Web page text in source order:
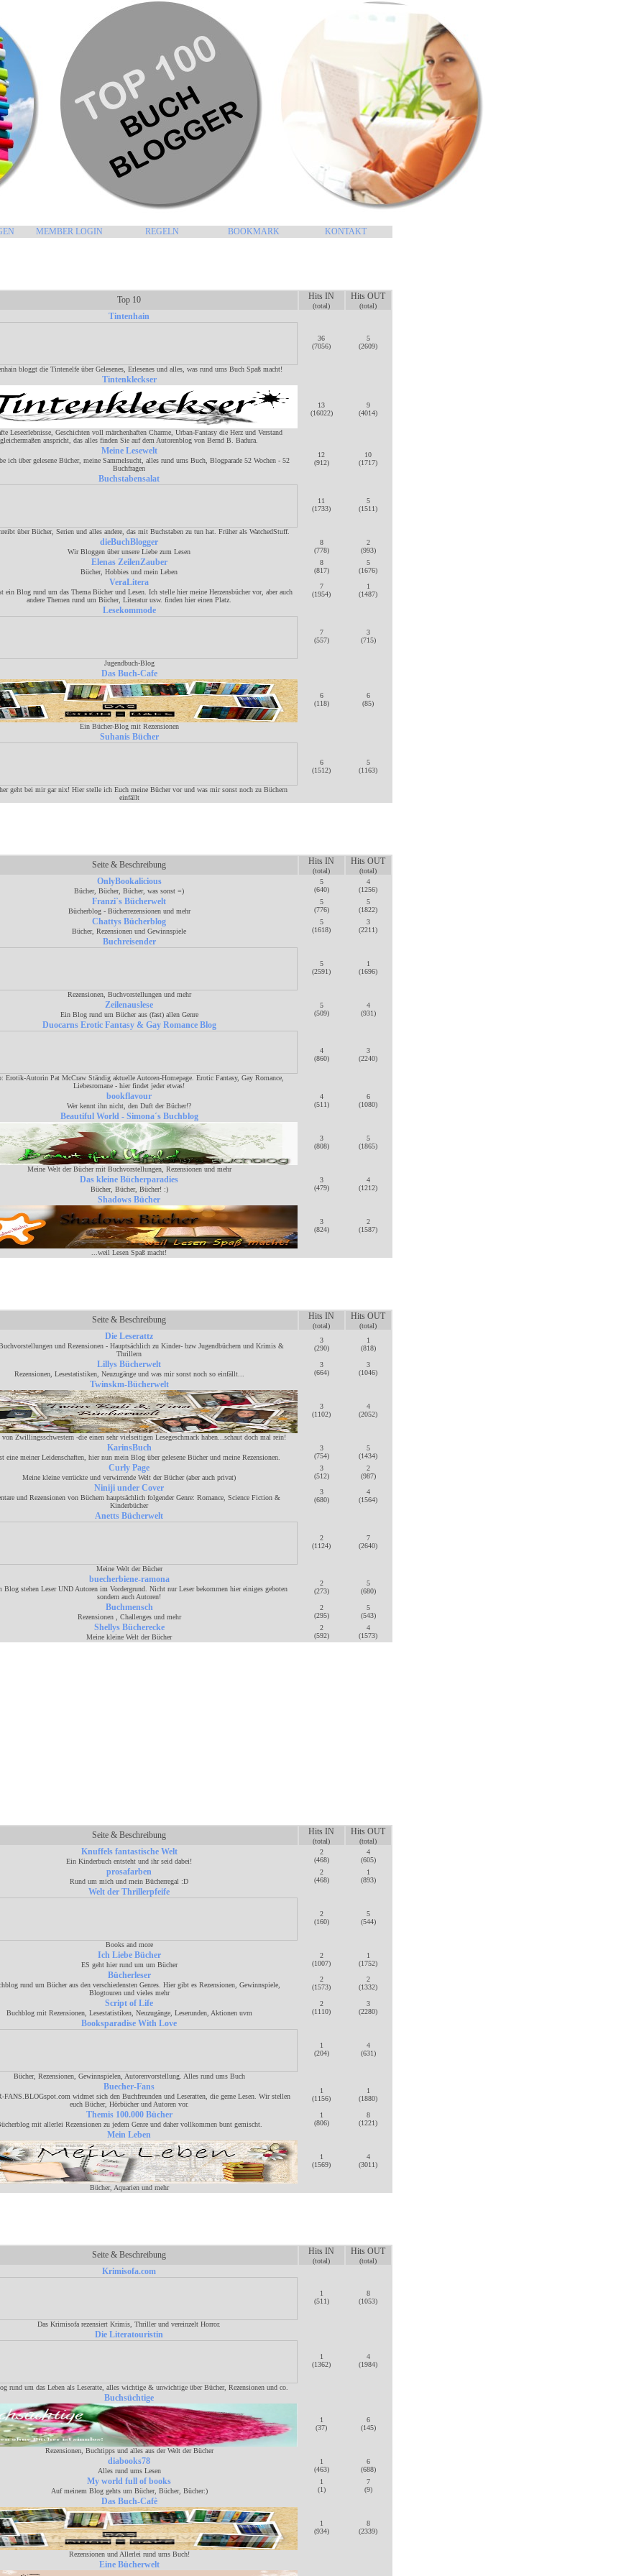
MEMBER LOGIN REGELN BOOKMARK KONTAKT
Top 10 Hits IN
(total)
Hits OUT
(total)
Tintenhain
bloggt die Tintenelfe über Gelesenes, Erlesenes und alles, was rund ums Buch Spaß macht!
36
(7056)
5
(2609)
Tintenkleckser
Leseerlebnisse, Geschichten voll märchenhaften Charme, Urban-Fantasy die Herz und Verstand
gleichermaßen anspricht, das alles finden Sie auf dem Autorenblog von Bernd B. Badura.
13
(16022)
9
(4014)
Meine Lesewelt
ich über gelesene Bücher, meine Sammelsucht, alles rund ums Buch, Blogparade 52 Wochen - 52
Buchfragen
12
(912)
10
(1717)
Buchstabensalat
über Bücher, Serien und alles andere, das mit Buchstaben zu tun hat. Früher als WatchedStuff.
11
(1733)
5
(1511)
dieBuchBlogger
Wir Bloggen über unsere Liebe zum Lesen
8
(778)
2
(993)
Elenas ZeilenZauber
Bücher, Hobbies und mein Leben
8
(817)
5
(1676)
VeraLitera
ein Blog rund um das Thema Bücher und Lesen. Ich stelle hier meine Herzensbücher vor, aber auch
andere Themen rund um Bücher, Literatur usw. finden hier einen Platz.
7
(1954)
1
(1487)
Lesekommode
Jugendbuch-Blog
7
(557)
3
(715)
Das Buch-Cafe
Ein Bücher-Blog mit Rezensionen
6
(118)
6
(85)
Suhanis Bücher
geht bei mir gar nix! Hier stelle ich Euch meine Bücher vor und was mir sonst noch zu Büchern
einfällt
6
(1512)
5
(1163)
Seite & Beschreibung Hits IN
(total)
Hits OUT
(total)
OnlyBookalicious
Bücher, Bücher, Bücher, was sonst =)
5
(640)
4
(1256)
Franzi`s Bücherwelt
Bücherblog - Bücherrezensionen und mehr
5
(776)
5
(1822)
Chattys Bücherblog
Bücher, Rezensionen und Gewinnspiele
5
(1618)
3
(2211)
Buchreisender
Rezensionen, Buchvorstellungen und mehr
5
(2591)
1
(1696)
Zeilenauslese
Ein Blog rund um Bücher aus (fast) allen Genre
5
(509)
4
(931)
Duocarns Erotic Fantasy & Gay Romance Blog
Erotik-Autorin Pat McCraw Ständig aktuelle Autoren-Homepage. Erotic Fantasy, Gay Romance,
Liebesromane - hier findet jeder etwas!
4
(860)
3
(2240)
bookflavour
Wer kennt ihn nicht, den Duft der Bücher!?
4
(511)
6
(1080)
Beautiful World - Simona´s Buchblog
Meine Welt der Bücher mit Buchvorstellungen, Rezensionen und mehr
3
(808)
5
(1865)
Das kleine Bücherparadies
Bücher, Bücher, Bücher! :)
3
(479)
4
(1212)
Shadows Bücher
...weil Lesen Spaß macht!
3
(824)
2
(1587)
Seite & Beschreibung Hits IN
(total)
Hits OUT
(total)
Die Leserattz
und Rezensionen - Hauptsächlich zu Kinder- bzw Jugendbüchern und Krimis &
Thrillern
3
(290)
1
(818)
Lillys Bücherwelt
Rezensionen, Lesestatistiken, Neuzugänge und was mir sonst noch so einfällt...
3
(664)
3
(1046)
Twinskm-Bücherwelt
Zwillingsschwestern -die einen sehr vielseitigen Lesegeschmack haben...schaut doch mal rein!
3
(1102)
4
(2052)
KarinsBuch
eine meiner Leidenschaften, hier nun mein Blog über gelesene Bücher und meine Rezensionen.
3
(754)
5
(1434)
Curly Page
Meine kleine verrückte und verwirrende Welt der Bücher (aber auch privat)
3
(512)
2
(987)
Niniji under Cover
und Rezensionen von Büchern hauptsächlich folgender Genre: Romance, Science Fiction &
Kinderbücher
3
(680)
4
(1564)
Anetts Bücherwelt
Meine Welt der Bücher
2
(1124)
7
(2640)
buecherbiene-ramona
Blog stehen Leser UND Autoren im Vordergrund. Nicht nur Leser bekommen hier einiges geboten
sondern auch Autoren!
2
(273)
5
(680)
Buchmensch
Rezensionen , Challenges und mehr
2
(295)
5
(543)
Shellys Bücherecke
Meine kleine Welt der Bücher
2
(592)
4
(1573)
Seite & Beschreibung Hits IN
(total)
Hits OUT
(total)
Knuffels fantastische Welt
Ein Kinderbuch entsteht und ihr seid dabei!
2
(468)
4
(605)
prosafarben
Rund um mich und mein Bücherregal :D
2
(468)
1
(893)
Welt der Thrillerpfeife
Books and more
2
(160)
5
(544)
Ich Liebe Bücher
ES geht hier rund um um Bücher
2
(1007)
1
(1752)
Bücherleser
rund um Bücher aus den verschiedensten Genres. Hier gibt es Rezensionen, Gewinnspiele,
Blogtouren und vieles mehr
2
(1573)
2
(1332)
Script of Life
Buchblog mit Rezensionen, Lesestatistiken, Neuzugänge, Leserunden, Aktionen uvm
2
(1110)
3
(2280)
Booksparadise With Love
Bücher, Rezensionen, Gewinnspielen, Autorenvorstellung. Alles rund ums Buch
1
(204)
4
(631)
Buecher-Fans
FANS.BLOGspot.com widmet sich den Buchfreunden und Leseratten, die gerne Lesen. Wir stellen
euch Bücher, Hörbücher und Autoren vor.
1
(1156)
1
(1880)
Themis 100.000 Bücher
mit allerlei Rezensionen zu jedem Genre und daher vollkommen bunt gemischt.
1
(806)
8
(1221)
Mein Leben
Bücher, Aquarien und mehr
1
(1569)
4
(3011)
Seite & Beschreibung Hits IN
(total)
Hits OUT
(total)
Krimisofa.com
Das Krimisofa rezensiert Krimis, Thriller und vereinzelt Horror.
1
(511)
8
(1053)
Die Literatouristin
rund um das Leben als Leseratte, alles wichtige & unwichtige über Bücher, Rezensionen und co.
1
(1362)
4
(1984)
Buchsüchtige
Rezensionen, Buchtipps und alles aus der Welt der Bücher
1
(37)
6
(145)
diabooks78
Alles rund ums Lesen
1
(463)
6
(688)
My world full of books
Auf meinem Blog gehts um Bücher, Bücher, Bücher:)
1
(1)
7
(9)
Das Buch-Cafè
Rezensionen und Allerlei rund ums Buch!
1
(934)
8
(2339)
Eine Bücherwelt